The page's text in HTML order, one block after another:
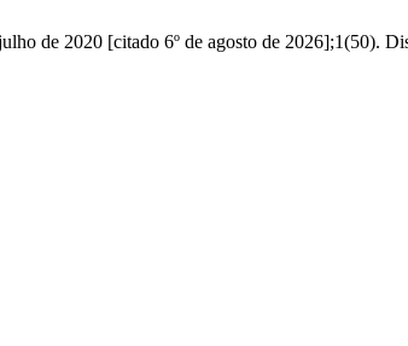
de 2020 [citado 6º de agosto de 2026];1(50).